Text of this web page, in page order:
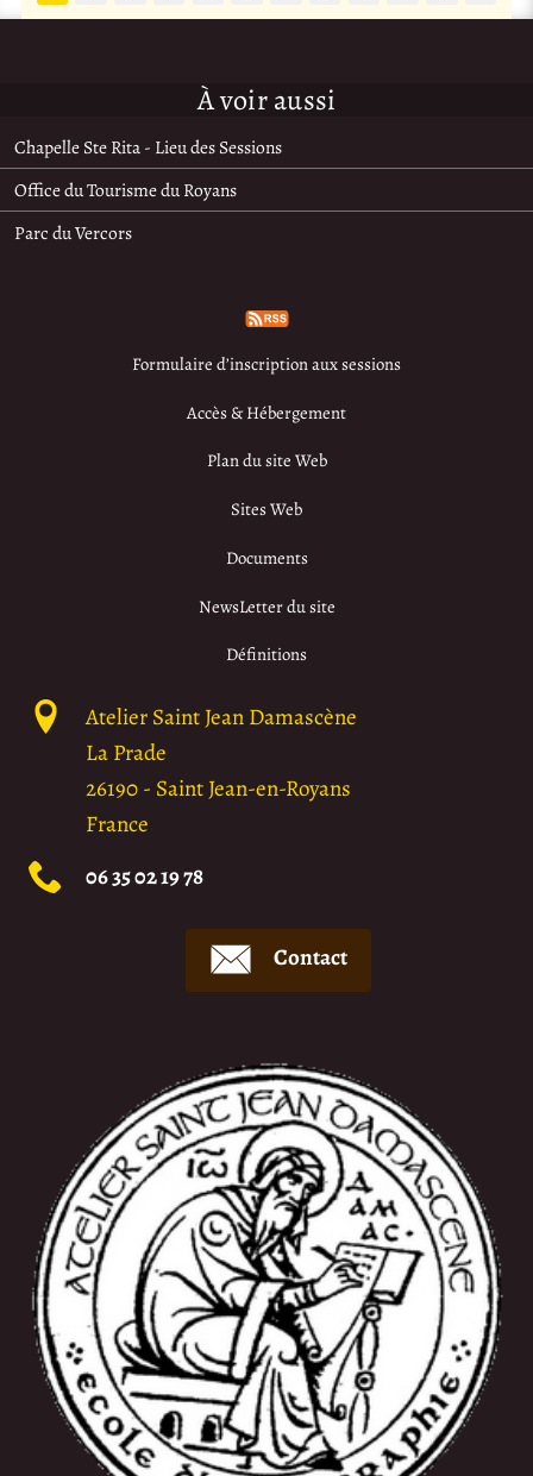
À voir aussi
Chapelle Ste Rita - Lieu des Sessions
Office du Tourisme du Royans
Parc du Vercors
Formulaire d’inscription aux sessions
Accès & Hébergement
Plan du site Web
Sites Web
Documents
NewsLetter du site
Définitions
Atelier Saint Jean Damascène
La Prade
26190- Saint Jean-en-Royans
France
06 35 02 19 78
Contact